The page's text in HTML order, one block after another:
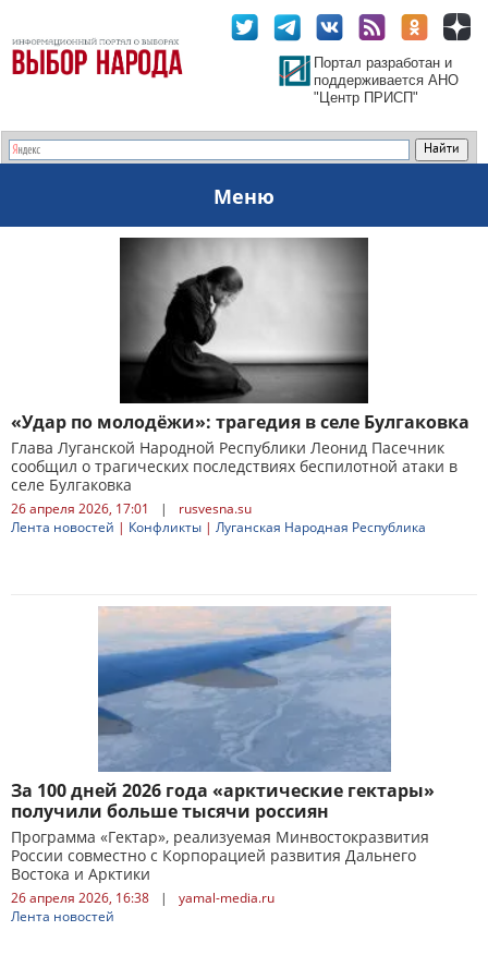
Портал разработан и
поддерживается АНО
"Центр ПРИСП"
Меню
«Удар по молодёжи»: трагедия в селе Булгаковка
Глава Луганской Народной Республики Леонид Пасечник
сообщил о трагических последствиях беспилотной атаки в
селе Булгаковка
26 апреля 2026, 17:01 |
rusvesna.su
Лента новостей | Конфликты | Луганская Народная Республика
За 100 дней 2026 года «арктические гектары»
получили больше тысячи россиян
Программа «Гектар», реализуемая Минвостокразвития
России совместно с Корпорацией развития Дальнего
Востока и Арктики
26 апреля 2026, 16:38 |
yamal-media.ru
Лента новостей